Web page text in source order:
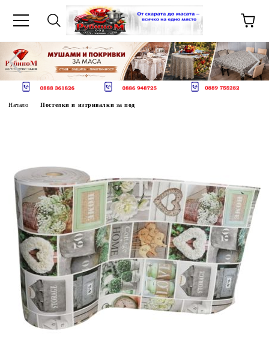
Начало Постелки и изтривалки за под